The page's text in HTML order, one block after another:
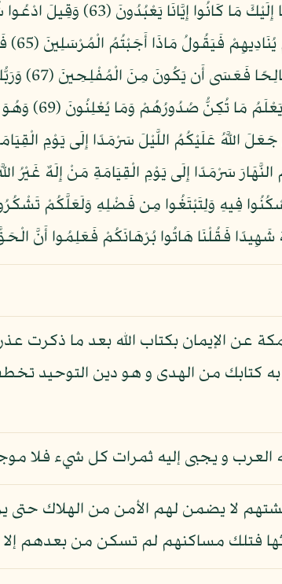
هَؤُلَاء الَّذِينَ أَغْوَيْنَا أَغْوَيْنَاهُمْ
وَرَأَوُا
يَتَسَاءلُونَ
سُبْحَانَ اللَّهِ
(70) قُلْ أَرَأَيْتُمْ إِن جَعَلَ اللَّهُ عَلَيْكُمُ اللَّيْلَ سَرْمَدًا إِلَى
النَّهَارَ سَرْمَدًا إِلَى يَوْمِ الْقِيَامَةِ مَنْ إِلَهٌ
عن الإيمان بكتاب الله بعد ما ذكرت
كتابك من الهدى و هو دين التوحيد
العرب و يجبى إليه ثمرات كل شيء
لا يضمن لهم الأمن من الهلاك
فتلك مساكنهم لم تسكن من بعدهم إلا